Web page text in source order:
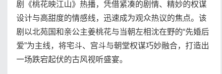
剧《桃花映江山》热播，凭借紧凑的剧情、精妙的权谋
设计与高甜度的情感线，迅速成为观众热议的焦点。该
剧以北苑国和亲公主姜桃花与当朝左相沈在野的“先婚后
爱”为主线，将宅斗、宫斗与朝堂权谋巧妙融合，打造出
一场跌宕起伏的古风视听盛宴。